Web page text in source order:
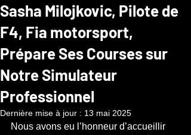
Sasha Milojkovic, Pilote de
F4, Fia motorsport,
Prépare Ses Courses sur
Notre Simulateur
Professionnel
Dernière mise à jour : 13 mai 2025
Nous avons eu l’honneur d’accueillir